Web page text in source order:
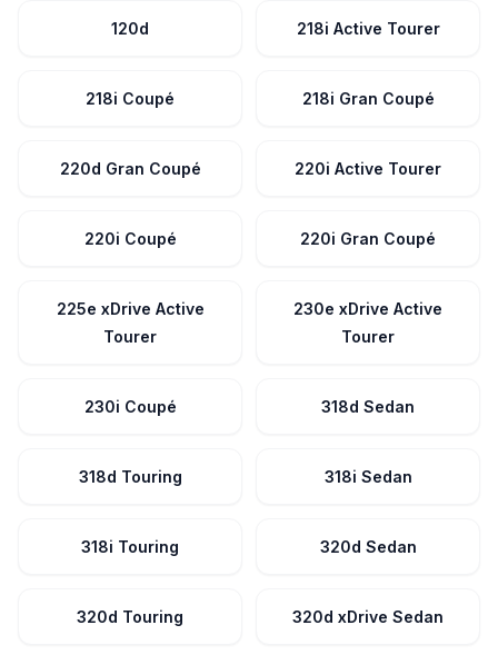
120d 218i Active Tourer
218i Coupé 218i Gran Coupé
220d Gran Coupé 220i Active Tourer
220i Coupé 220i Gran Coupé
225e xDrive Active
Tourer
230e xDrive Active
Tourer
230i Coupé 318d Sedan
318d Touring 318i Sedan
318i Touring 320d Sedan
320d Touring 320d xDrive Sedan